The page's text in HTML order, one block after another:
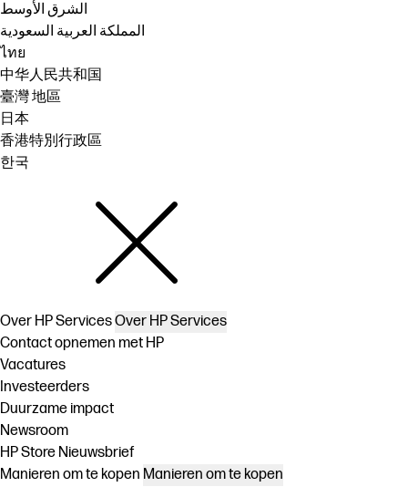
الشرق الأوسط
المملكة العربية السعودية
ไทย
中华人民共和国
臺灣 地區
日本
香港特別行政區
한국
Over HP ServicesOver HP Services
Contact opnemen met HP
Vacatures
Investeerders
Duurzame impact
Newsroom
HP Store Nieuwsbrief
Manieren om te kopen Manieren om te kopen